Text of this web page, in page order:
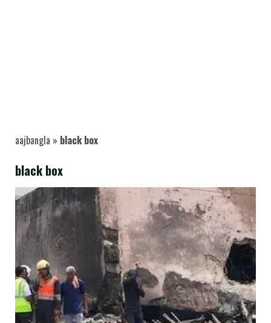
aajbangla » black box
black box